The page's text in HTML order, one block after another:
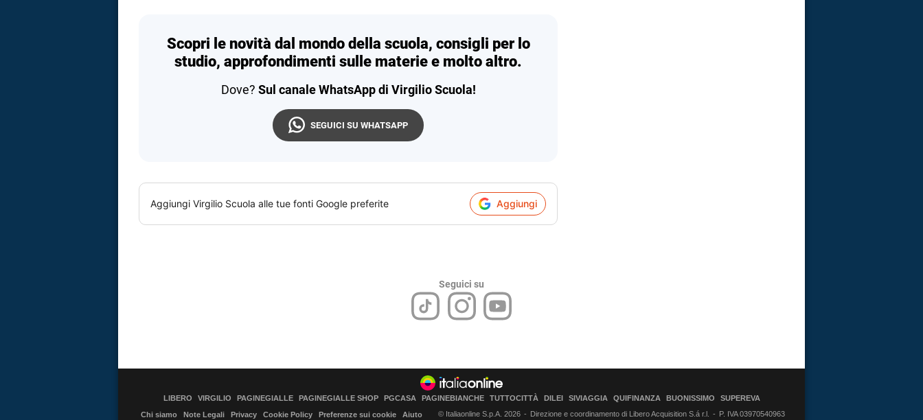
Scopri le novità dal mondo della scuola, consigli per lo
studio, approfondimenti sulle materie e molto altro.
Dove? Sul canale WhatsApp di Virgilio Scuola!
SEGUICI SU WHATSAPP
Aggiungi Virgilio Scuola alle tue fonti Google preferite Aggiungi
Seguici su
LIBERO VIRGILIO PAGINEGIALLE PAGINEGIALLE SHOP PGCASA PAGINEBIANCHE TUTTOCITTÀ DILEI SIVIAGGIA QUIFINANZA BUONISSIMO
SUPEREVA
Chi siamo
Note Legali Privacy Cookie Policy Preferenze sui cookie Aiuto © Italiaonline S.p.A. 2026 Direzione e coordinamento di Libero Acquisition S.á r.l. P. IVA 03970540963